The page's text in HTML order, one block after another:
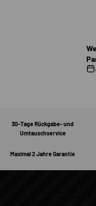
30-Tage Rückgabe- und
Umtauschservice
Maximal 2 Jahre Garantie